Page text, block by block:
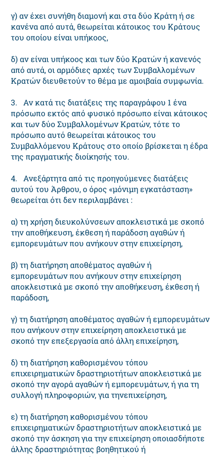
γ) αν έχει συνήθη διαμονή και στα δύο Κράτη ή σε
κανένα από αυτά, θεωρείται κάτοικος του Κράτους
του οποίου είναι υπήκοος,
δ) αν είναι υπήκοος και των δύο Κρατών ή κανενός
από αυτά, οι αρμόδιες αρχές των Συμβαλλομένων
Κρατών διευθετούν το θέμα με αμοιβαία συμφωνία.
3. Αν κατά τις διατάξεις της παραγράφου 1 ένα
πρόσωπο εκτός από φυσικό πρόσωπο είναι κάτοικος
και των δύο Συμβαλλομένων Κρατών, τότε το
πρόσωπο αυτό θεωρείται κάτοικος του
Συμβαλλόμενου Κράτους στο οποίο βρίσκεται η έδρα
της πραγματικής διοίκησής του.
4. Ανεξάρτητα από τις προηγούμενες διατάξεις
αυτού του Άρθρου, ο όρος «μόνιμη εγκατάσταση»
θεωρείται ότι δεν περιλαμβάνει :
α) τη χρήση διευκολύνσεων αποκλειστικά με σκοπό
την αποθήκευση, έκθεση ή παράδοση αγαθών ή
εμπορευμάτων που ανήκουν στην επιχείρηση,
β) τη διατήρηση αποθέματος αγαθών ή
εμπορευμάτων που ανήκουν στην επιχείρηση
αποκλειστικά με σκοπό την αποθήκευση, έκθεση ή
παράδοση,
γ) τη διατήρηση αποθέματος αγαθών ή εμπορευμάτων
που ανήκουν στην επιχείρηση αποκλειστικά με
σκοπό την επεξεργασία από άλλη επιχείρηση,
δ) τη διατήρηση καθορισμένου τόπου
επιχειρηματικών δραστηριοτήτων αποκλειστικά με
σκοπό την αγορά αγαθών ή εμπορευμάτων, ή για τη
συλλογή πληροφοριών, για τηνεπιχείρηση,
ε) τη διατήρηση καθορισμένου τόπου
επιχειρηματικών δραστηριοτήτων αποκλειστικά με
σκοπό την άσκηση για την επιχείρηση οποιασδήποτε
άλλης δραστηριότητας βοηθητικού ή